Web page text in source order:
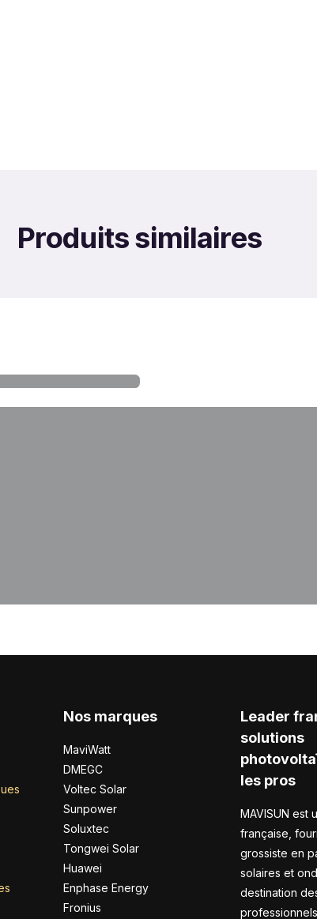
Produits similaires
Nos marques
MaviWatt
DMEGC
Voltec Solar
Sunpower
Soluxtec
Tongwei Solar
Huawei
Enphase Energy
Fronius
Leader
solutions
les pros
MAVISUN est
française,
grossiste en
solaires et
destination